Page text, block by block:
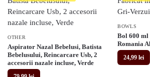
OTHER
Aspirator Nazal Bebelusi, Batista
Bebelusului, Reincarcare Usb, 2
accesorii nazale incluse, Verde
BOWLS
Bol 600 ml
Romania
24,99 lei